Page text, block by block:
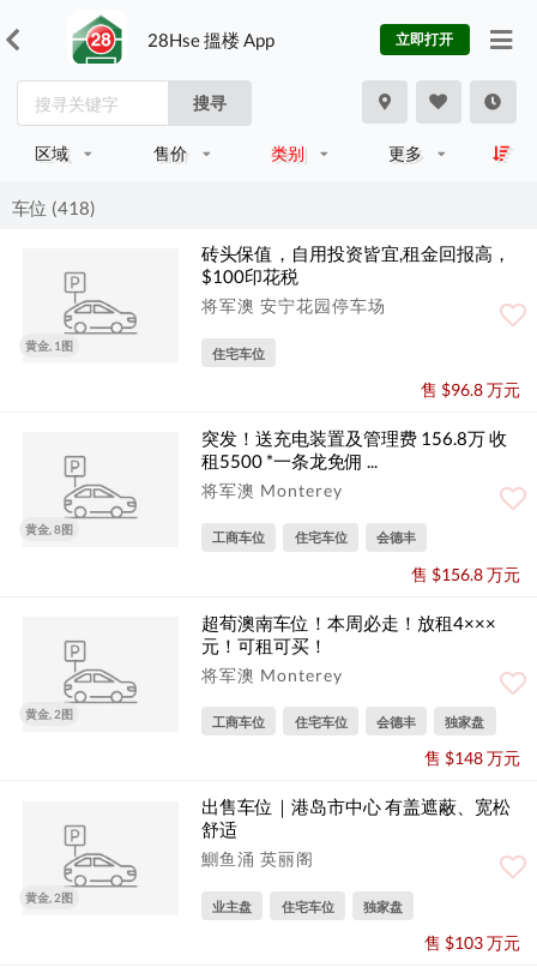
28Hse 搵楼 App 立即打开
搜寻
区域 售价 类别 更多
车位 (418)
黄金, 1图
砖头保值，自用投资皆宜,租金回报高，
$100印花税
将军澳 安宁花园停车场
住宅车位
售 $96.8 万元
黄金, 8图
突发！送充电装置及管理费 156.8万 收
租5500 *一条龙免佣 ...
将军澳 Monterey
工商车位 住宅车位 会德丰
售 $156.8 万元
黄金, 2图
超荀澳南车位！本周必走！放租4×××
元！可租可买！
将军澳 Monterey
工商车位 住宅车位 会德丰 独家盘
售 $148 万元
黄金, 2图
出售车位｜港岛市中心 有盖遮蔽、宽松
舒适
鰂鱼涌 英丽阁
业主盘 住宅车位 独家盘
售 $103 万元